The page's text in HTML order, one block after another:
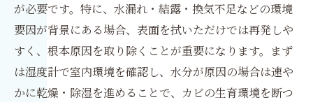
が必要です。特に、水漏れ・結露・換気不足などの環境
要因が背景にある場合、表面を拭いただけでは再発しや
すく、根本原因を取り除くことが重要になります。まず
は湿度計で室内環境を確認し、水分が原因の場合は速や
かに乾燥・除湿を進めることで、カビの生育環境を断つ